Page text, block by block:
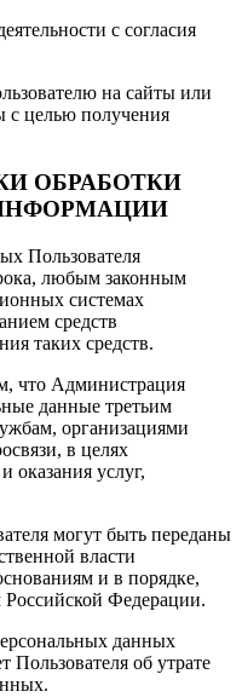
с согласия
на сайты или
с целью получения
ОБРАБОТКИ
Пользователя
любым законным
системах
средств
таких средств.
что Администрация
данные третьим
организациями
в целях
оказания услуг,
могут быть переданы
власти
и в порядке,
Российской Федерации.
данных
об утрате